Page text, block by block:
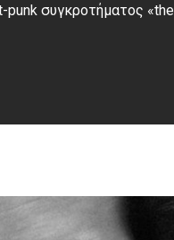
συγκροτήματος